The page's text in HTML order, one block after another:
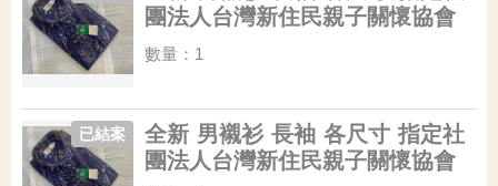
團法人台灣新住民親子關懷協會
數量：1
全新 男襯衫 長袖 各尺寸 指定社
團法人台灣新住民親子關懷協會
已結案